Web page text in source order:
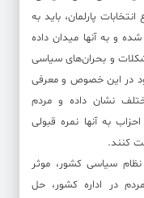
پارلمان، باید به
و به آنها میدان داده
و بحران‌های سیاسی
خود در این خصوص و معرفی
نشان داده و مردم
به آنها نمره قبولی
کنند.
سیاسی کشور، موثر
در اداره کشور، حل